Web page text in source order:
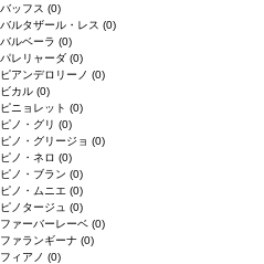
バッフス (0)
バルタザール・レス (0)
バルベーラ (0)
パレリャーダ (0)
ピアンデロリーノ (0)
ビカル (0)
ピニョレット (0)
ピノ・グリ (0)
ピノ・グリージョ (0)
ピノ・ネロ (0)
ピノ・ブラン (0)
ピノ・ムニエ (0)
ピノタージュ (0)
ファーバーレーベ (0)
ファランギーナ (0)
フィアノ (0)